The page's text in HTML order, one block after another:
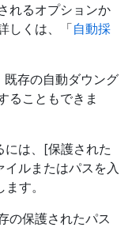
れるオプションか
しくは、「自動採
既存の自動ダウング
ることもできま
には、[保護された
ルまたはパスを入
す。
の保護されたパス